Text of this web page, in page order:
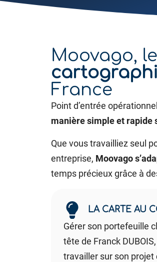
Moovago, le
France
Point d’entrée
manière simple et rapide
Que vous travailliez seul
entreprise, Moovago
temps précieux grâce à
LA CARTE AU
Gérer son portefeuille
tête de Franck
travailler sur son projet